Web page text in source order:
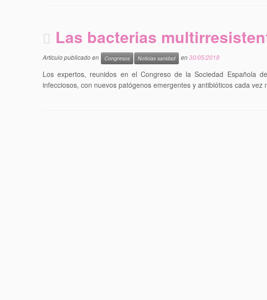
Las bacterias
Artículo publicado en Congresos Noticias sanidad en30/05/2019
Los expertos, reunidos en el Congreso de la Sociedad Española
infecciosos, con nuevos patógenos emergentes y antibióticos cada vez